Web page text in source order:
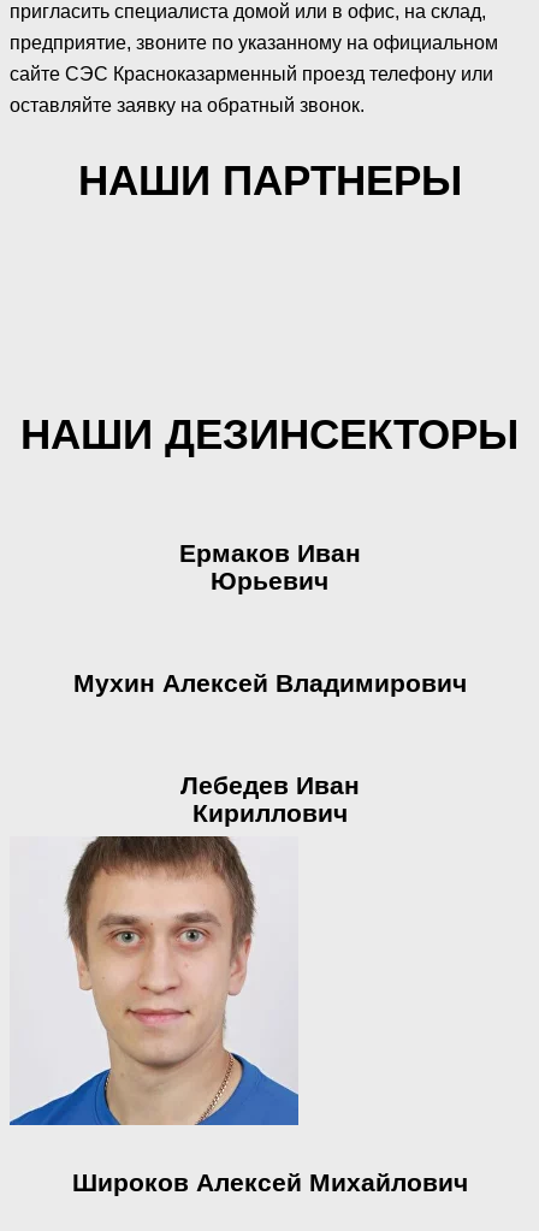
пригласить специалиста домой или в офис, на склад,
предприятие, звоните по указанному на официальном
сайте СЭС Красноказарменный проезд телефону или
оставляйте заявку на обратный звонок.
НАШИ ПАРТНЕРЫ
НАШИ ДЕЗИНСЕКТОРЫ
Ермаков Иван
Юрьевич
Мухин Алексей Владимирович
Лебедев Иван
Кириллович
Широков Алексей Михайлович